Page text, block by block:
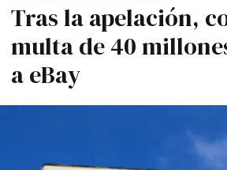
Tras la apelación,
multa de 40
a eBay